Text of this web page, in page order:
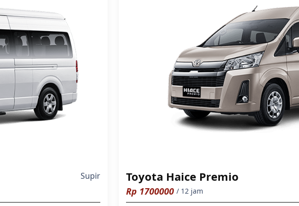
Supir Toyota Haice Premio
Rp 1700000 / 12 jam